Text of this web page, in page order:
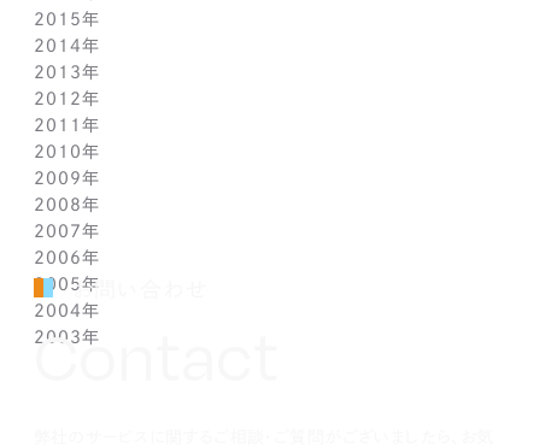
3月(1)
2月(1)
1月(2)
3月(1)
2月(1)
1月(2)
4月(1)
3月(1)
2月(1)
1月(2)
5月(1)
4月(1)
3月(2)
1月(2)
6月(1)
5月(1)
4月(1)
3月(1)
2月(1)
1月(2)
5月(2)
4月(3)
3月(2)
2月(1)
7月(1)
6月(2)
4月(1)
3月(1)
2月(1)
1月(1)
10月(1)
9月(2)
8月(1)
7月(1)
5月(1)
4月(1)
3月(1)
2月(1)
1月(1)
11月(1)
10月(1)
9月(1)
8月(1)
7月(1)
6月(1)
5月(1)
4月(1)
3月(1)
2月(1)
1月(1)
12月(1)
11月(1)
10月(1)
9月(1)
8月(1)
7月(1)
6月(1)
5月(1)
4月(1)
3月(1)
2月(1)
1月(1)
2015年
12月(1)
11月(1)
10月(1)
9月(1)
8月(1)
7月(1)
6月(1)
5月(1)
4月(1)
3月(1)
2月(1)
1月(1)
2014年
12月(1)
11月(1)
10月(1)
9月(1)
8月(1)
7月(1)
6月(1)
5月(1)
4月(1)
3月(1)
2月(1)
2013年
12月(1)
11月(1)
10月(1)
9月(1)
8月(1)
7月(1)
6月(1)
5月(1)
4月(1)
3月(1)
2012年
12月(1)
11月(1)
10月(1)
9月(1)
8月(1)
7月(1)
6月(1)
5月(1)
4月(1)
2011年
12月(1)
11月(1)
10月(1)
9月(1)
8月(1)
7月(1)
6月(1)
5月(1)
2010年
12月(1)
11月(1)
10月(1)
9月(1)
8月(1)
7月(1)
6月(1)
2009年
12月(1)
11月(1)
10月(1)
9月(1)
8月(1)
7月(1)
2008年
12月(1)
11月(1)
10月(1)
9月(1)
8月(1)
2007年
12月(1)
11月(1)
10月(1)
9月(1)
2006年
12月(1)
11月(1)
10月(1)
2005年
12月(1)
11月(1)
2004年
12月(1)
2003年
お問い合わせ
Contact